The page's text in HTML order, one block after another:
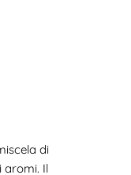
di
aromi. Il